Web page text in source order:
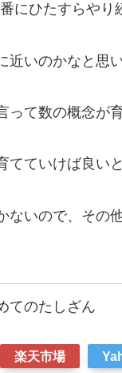
にひたすらやり
いのかなと思い
て数の概念が
ていけば良いと
いので、その
てのたしざん
楽天市場